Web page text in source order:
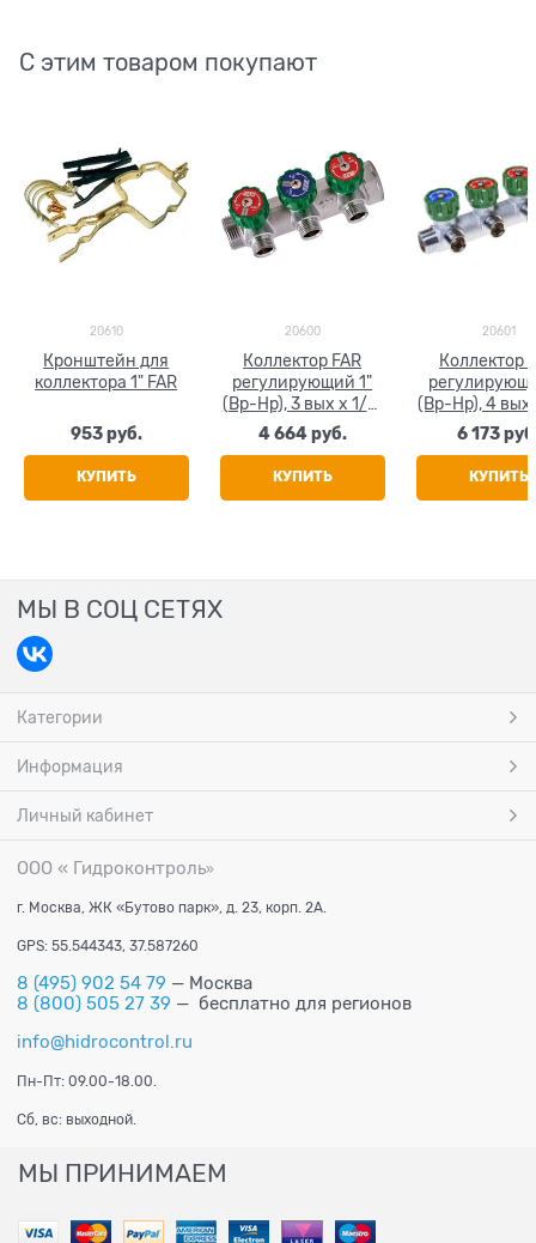
С этим товаром покупают
20610
Кронштейн для
коллектора 1" FAR
953 руб.
КУПИТЬ
20600
Коллектор FAR
регулирующий 1"
(Вр-Нр), 3 вых x 1/2"
НР, под прокладку
4 664 руб.
КУПИТЬ
20601
Коллектор
(Вр-Нр), 4 вых
НР, под
6 173
КУПИТЬ
МЫ В СОЦ СЕТЯХ
Категории
Информация
Личный кабинет
ООО « Гидроконтроль»
г. Москва, ЖК «Бутово парк», д. 23, корп. 2А.
GPS: 55.544343, 37.587260
8 (495) 902 54 79 — Москва
8 (800) 505 27 39 — бесплатно для регионов
info@hidrocontrol.ru
Пн-Пт: 09.00-18.00.
Сб, вс: выходной.
МЫ ПРИНИМАЕМ